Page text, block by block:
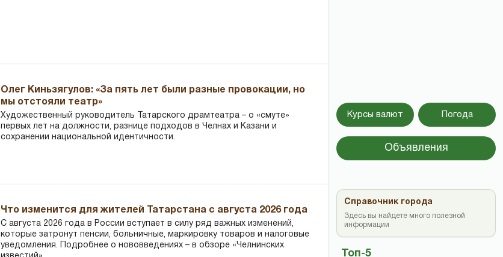
Олег Киньзягулов: «За пять лет были разные провокации, но
мы отстояли театр»
Художественный руководитель Татарского драмтеатра – о «смуте»
первых лет на должности, разнице подходов в Челнах и Казани и
сохранении национальной идентичности.
Что изменится для жителей Татарстана с августа 2026 года
С августа 2026 года в России вступает в силу ряд важных изменений,
которые затронут пенсии, больничные, маркировку товаров и налоговые
уведомления. Подробнее о нововведениях – в обзоре «Челнинских
Курсы валют Погода
Объявления
Топ-5
Справочник города
Здесь вы найдете много полезной
информации